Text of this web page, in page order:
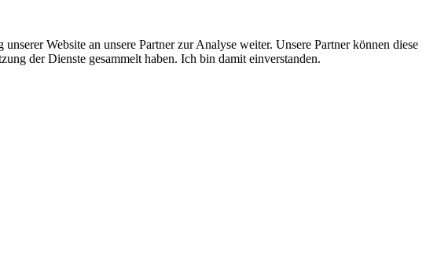
Website an unsere Partner zur Analyse weiter. Unsere Partner können diese
der Dienste gesammelt haben. Ich bin damit einverstanden.